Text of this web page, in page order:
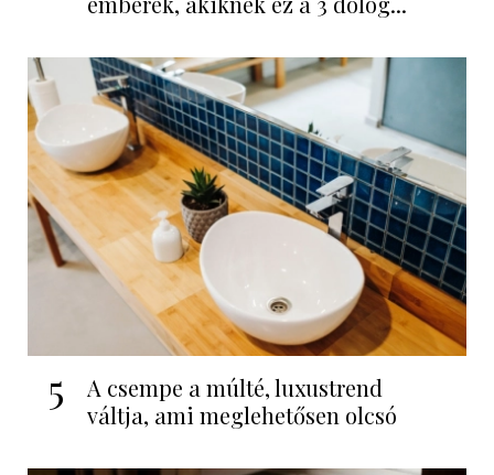
5
A csempe a múlté, luxustrend
váltja, ami meglehetősen olcsó